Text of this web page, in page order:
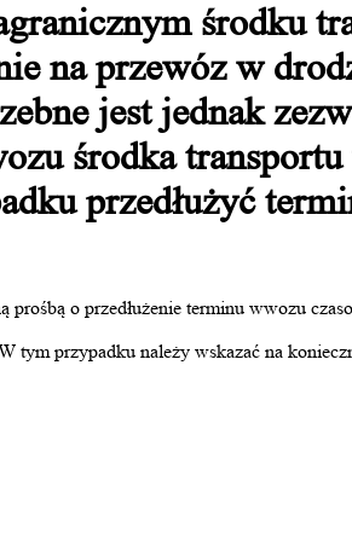
środku
na przewóz w
jest jednak
środka
przedłużyć
o przedłużenie terminu wwozu
przypadku należy wskazać na